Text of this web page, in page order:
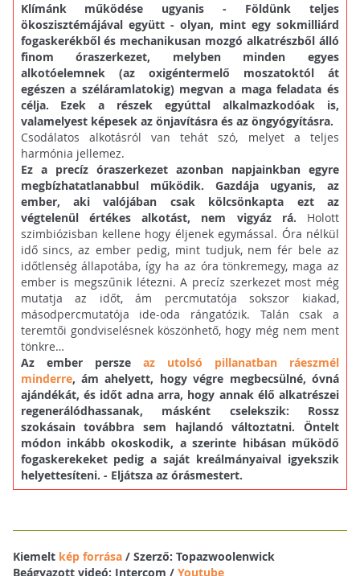
Klímánk működése ugyanis - Földünk teljes
ökoszisztémájával együtt - olyan, mint egy sokmilliárd
fogaskerékből és mechanikusan mozgó alkatrészből álló
finom óraszerkezet, melyben minden egyes
alkotóelemnek (az oxigéntermelő moszatoktól át
egészen a széláramlatokig) megvan a maga feladata és
célja. Ezek a részek egyúttal alkalmazkodóak is,
valamelyest képesek az önjavításra és az öngyógyításra.
Csodálatos alkotásról van tehát szó, melyet a teljes
harmónia jellemez.
Ez a precíz óraszerkezet azonban napjainkban egyre
megbízhatatlanabbul működik. Gazdája ugyanis, az
ember, aki valójában csak kölcsönkapta ezt az
végtelenül értékes alkotást, nem vigyáz rá. Holott
szimbiózisban kellene hogy éljenek egymással. Óra nélkül
idő sincs, az ember pedig, mint tudjuk, nem fér bele az
időtlenség állapotába, így ha az óra tönkremegy, maga az
ember is megszűnik létezni. A precíz szerkezet most még
mutatja az időt, ám percmutatója sokszor kiakad,
másodpercmutatója ide-oda rángatózik. Talán csak a
teremtői gondviselésnek köszönhető, hogy még nem ment
tönkre…
Az ember persze az utolsó pillanatban ráeszmél
minderre, ám ahelyett, hogy végre megbecsülné, óvná
ajándékát, és időt adna arra, hogy annak élő alkatrészei
regenerálódhassanak, másként cselekszik: Rossz
szokásain továbbra sem hajlandó változtatni. Öntelt
módon inkább okoskodik, a szerinte hibásan működő
fogaskerekeket pedig a saját kreálmányaival igyekszik
helyettesíteni. - Eljátsza az órásmestert.
Kiemelt kép forrása/ Szerző: Topazwoolenwick
Beágyazott videó: Intercom / Youtube